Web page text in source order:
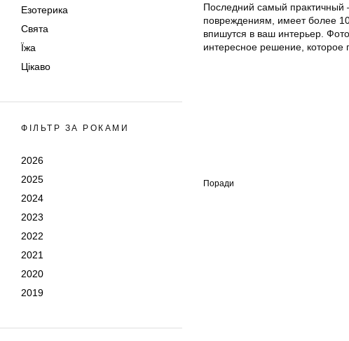
Езотерика
Свята
Їжа
Цікаво
ФІЛЬТР ЗА РОКАМИ
2026
2025
2024
2023
2022
2021
2020
2019
Последний самый практичный
повреждениям, имеет более
впишутся в ваш интерьер.
интересное решение,
Поради